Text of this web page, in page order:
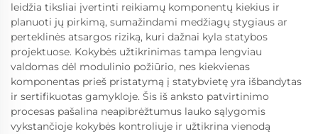
leidžia tiksliai įvertinti reikiamų komponentų kiekius ir
planuoti jų pirkimą, sumažindami medžiagų stygiaus ar
perteklinės atsargos riziką, kuri dažnai kyla statybos
projektuose. Kokybės užtikrinimas tampa lengviau
valdomas dėl modulinio požiūrio, nes kiekvienas
komponentas prieš pristatymą į statybvietę yra išbandytas
ir sertifikuotas gamykloje. Šis iš anksto patvirtinimo
procesas pašalina neapibrėžtumus lauko sąlygomis
vykstančioje kokybės kontroliuje ir užtikrina vienodą